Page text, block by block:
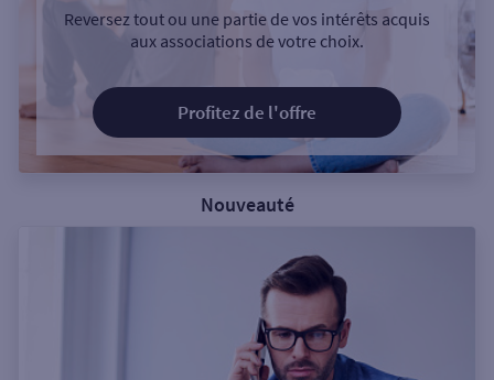
Reversez tout ou une partie de vos intérêts acquis
aux associations de votre choix.
Profitez de l'offre
Nouveauté